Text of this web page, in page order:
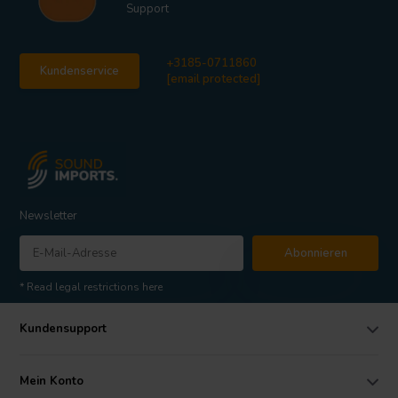
Support
Kundenservice
+3185-0711860
[email protected]
Newsletter
Abonnieren
* Read legal restrictions here
Kundensupport
Mein Konto